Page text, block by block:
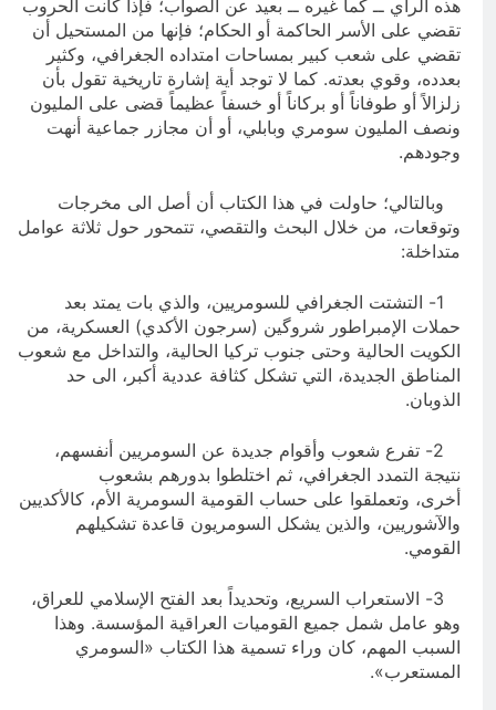
هذه الرأي ــ كما غيره ــ بعيد عن الصواب؛ فإذا كانت الحروب
تقضي على الأسر الحاكمة أو الحكام؛ فإنها من المستحيل أن
تقضي على شعب كبير بمساحات امتداده الجغرافي، وكثير
بعدده، وقوي بعدته. كما لا توجد أية إشارة تاريخية تقول بأن
زلزالاً أو طوفاناً أو بركاناً أو خسفاً عظيماً قضى على المليون
ونصف المليون سومري وبابلي، أو أن مجازر جماعية أنهت
وجودهم.
وبالتالي؛ حاولت في هذا الكتاب أن أصل الى مخرجات
وتوقعات، من خلال البحث والتقصي، تتمحور حول ثلاثة عوامل
متداخلة:
1- التشتت الجغرافي للسومريين، والذي بات يمتد بعد
حملات الإمبراطور شروگين (سرجون الأكدي) العسكرية، من
الكويت الحالية وحتى جنوب تركيا الحالية، والتداخل مع شعوب
المناطق الجديدة، التي تشكل كثافة عددية أكبر، الى حد
الذوبان.
2- تفرع شعوب وأقوام جديدة عن السومريين أنفسهم،
نتيجة التمدد الجغرافي، ثم اختلطوا بدورهم بشعوب
أخرى، وتعملقوا على حساب القومية السومرية الأم، كالأكديين
والآشوريين، والذين يشكل السومريون قاعدة تشكيلهم
القومي.
3- الاستعراب السريع، وتحديداً بعد الفتح الإسلامي للعراق،
وهو عامل شمل جميع القوميات العراقية المؤسسة. وهذا
السبب المهم، كان وراء تسمية هذا الكتاب «السومري
المستعرب».